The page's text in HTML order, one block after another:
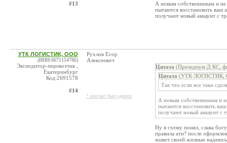
#13
А новым собственникам и
пытаются восстановить ваш
получают новый аккаунт с
УТК ЛОГИСТИК, ООО
(ИНН:6671154786)
Экспедитор-перевозчик ,
Екатеринбург
Код:2691578
#14
Рухлов Егор
Алексеевич
* контакт был удален
Цитата (Президиум Д КС,
Цитата (УТК ЛОГИСТИК,
Так что если все таки
А новым собственникам и
пытаются восстановить
получают новый аккаунт с
Ну я схему понял, слава
правила ати? после
живет своей жизнью